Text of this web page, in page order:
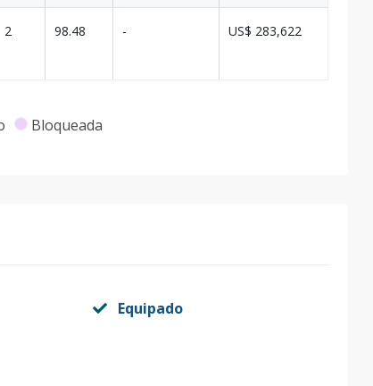
2 98.48 - US$ 283,622
Bloqueada
Equipado